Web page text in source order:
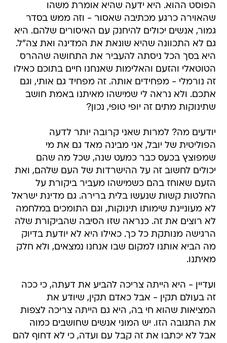
הפוסט ההוא. היא ידעה שהיא אומרת משהו
שהאוירה כרגע מכתיבה שאסור - וזה ממש בסדר
גמור, אנשים יכולים להיחנק עם האיסורים שלהם. היא
גם לא התכוונה שהיא שונאת את המדינה ואת צה"ל.
היא בסך הכל ניסתה להעביר את התחושה שההרס
הטוטאלי והזעם והאלימות שאנחנו חיים בתוכם כאילו
זה נורמלי - מפחידים אותה. זה מפחיד גם אותי, וגם
אתכם. ולא נראה לי שמישהו מאיתנו באמת חושב
שתינוקות מתים זה יופי טופי, נכון?
יודעים מה? למרות שאני קרובה יותר לדעה
הפוליטית של יובל, אני מבינה מאד גם את מי
שמפוצץ בכעס כבר כמעט שנה, שכל מה שהם
יכולים לחשוב זה על ההישרדות של העם שלהם, ואת
הזעם שאוחז בהם כשמישהו מעביר ביקורת על
החלטות קשות שנעשו בלית ברירה. גם מדינת ישראל
לא מעוניינת שימותו תינוקות, וגם התומכים במלחמה
לא רוצים את זה. כנראה שזו הסיבה שהביקורת שלה
הרגישה מנותקת כל כך. כאילו היא לא יודעת בדיוק
מה הביא אותנו למקום שבו אנחנו נמצאים, ולא חלק
מאיתנו.
ועדיין - היא הייתה צריכה להביע את דעתה, כי ככה
זה בעולם תקין - אבל כאדם תקין, שיודע את
המציאות שהוא חי בה, היא גם הייתה צריכה לצפות
את התגובה הזו. יש המוני אנשים שחושבים כמוה
אבל לא יכתבו את זה קבל עם ועדה, כי לא דחוף להם